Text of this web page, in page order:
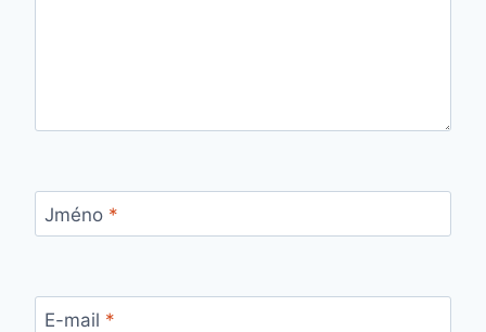
Jméno *
E-mail *